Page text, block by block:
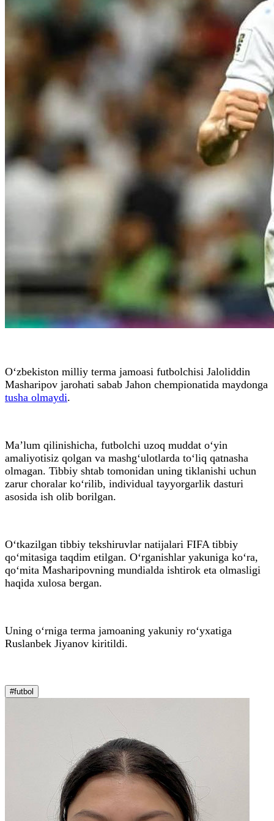
O‘zbekiston milliy terma jamoasi futbolchisi Jaloliddin
Masharipov jarohati sabab Jahon chempionatida maydonga
tusha olmaydi.
Ma’lum qilinishicha, futbolchi uzoq muddat o‘yin
amaliyotisiz qolgan va mashg‘ulotlarda to‘liq qatnasha
olmagan. Tibbiy shtab tomonidan uning tiklanishi uchun
zarur choralar ko‘rilib, individual tayyorgarlik dasturi
asosida ish olib borilgan.
O‘tkazilgan tibbiy tekshiruvlar natijalari FIFA tibbiy
qo‘mitasiga taqdim etilgan. O‘rganishlar yakuniga ko‘ra,
qo‘mita Masharipovning mundialda ishtirok eta olmasligi
haqida xulosa bergan.
Uning o‘rniga terma jamoaning yakuniy ro‘yxatiga
Ruslanbek Jiyanov kiritildi.
#futbol